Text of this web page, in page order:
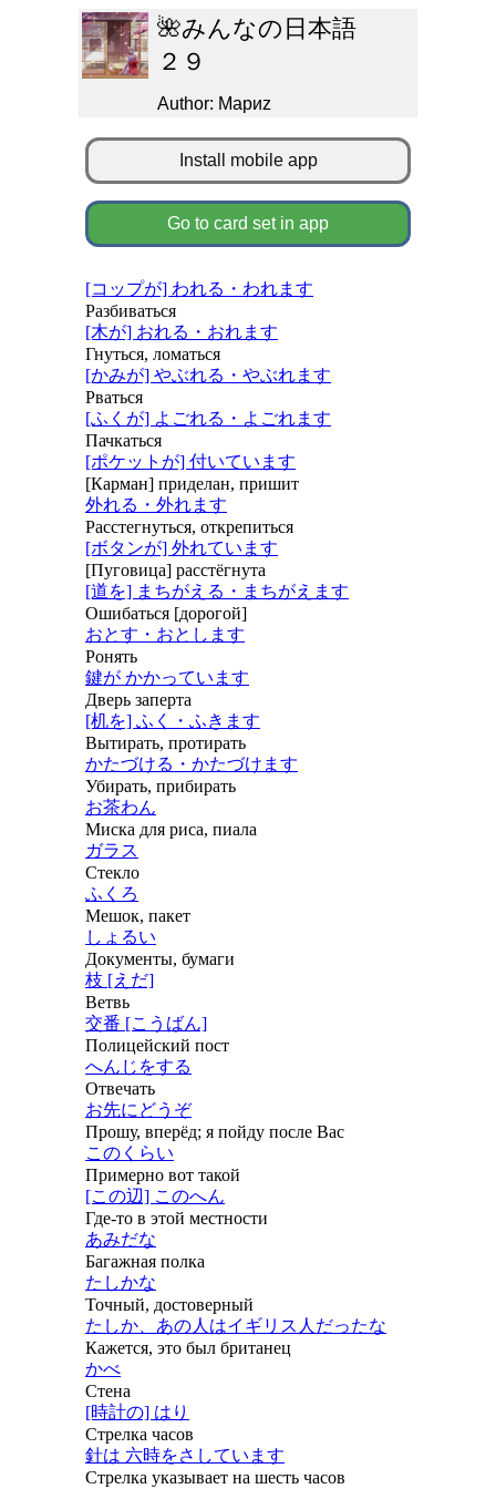
🌺みんなの日本語
２９
Author: Мариz
Install mobile app
Go to card set in app
[コップが] われる・われます
Разбиваться
[木が] おれる・おれます
Гнуться, ломаться
[かみが] やぶれる・やぶれます
Рваться
[ふくが] よごれる・よごれます
Пачкаться
[ポケットが] 付いています
[Карман] приделан, пришит
外れる・外れます
Расстегнуться, открепиться
[ボタンが] 外れています
[Пуговица] расстёгнута
[道を] まちがえる・まちがえます
Ошибаться [дорогой]
おとす・おとします
Ронять
鍵が かかっています
Дверь заперта
[机を] ふく・ふきます
Вытирать, протирать
かたづける・かたづけます
Убирать, прибирать
お茶わん
Миска для риса, пиала
ガラス
Стекло
ふくろ
Мешок, пакет
しょるい
Документы, бумаги
枝 [えだ]
Ветвь
交番 [こうばん]
Полицейский пост
へんじをする
Отвечать
お先にどうぞ
Прошу, вперёд; я пойду после Вас
このくらい
Примерно вот такой
[この辺] このへん
Где-то в этой местности
あみだな
Багажная полка
たしかな
Точный, достоверный
たしか、あの人はイギリス人だったな
Кажется, это был британец
かべ
Стена
[時計の] はり
Стрелка часов
針は 六時をさしています
Стрелка указывает на шесть часов